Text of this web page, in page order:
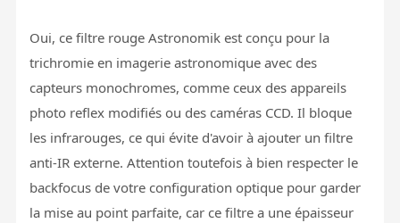
Oui, ce filtre rouge Astronomik est conçu pour la
trichromie en imagerie astronomique avec des
capteurs monochromes, comme ceux des appareils
photo reflex modifiés ou des caméras CCD. Il bloque
les infrarouges, ce qui évite d'avoir à ajouter un filtre
anti-IR externe. Attention toutefois à bien respecter le
backfocus de votre configuration optique pour garder
la mise au point parfaite, car ce filtre a une épaisseur